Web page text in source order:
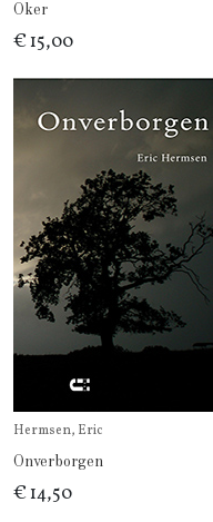
Oker
€ 15,00
Hermsen, Eric
Onverborgen
€ 14,50